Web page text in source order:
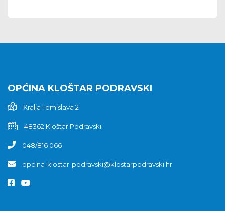
OPĆINA KLOŠTAR PODRAVSKI
Kralja Tomislava 2
48362 Kloštar Podravski
048/816 066
opcina-klostar-podravski@klostarpodravski.hr